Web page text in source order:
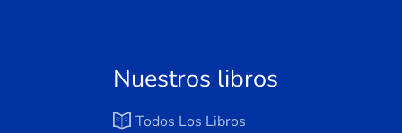
Nuestros libros
Todos Los Libros